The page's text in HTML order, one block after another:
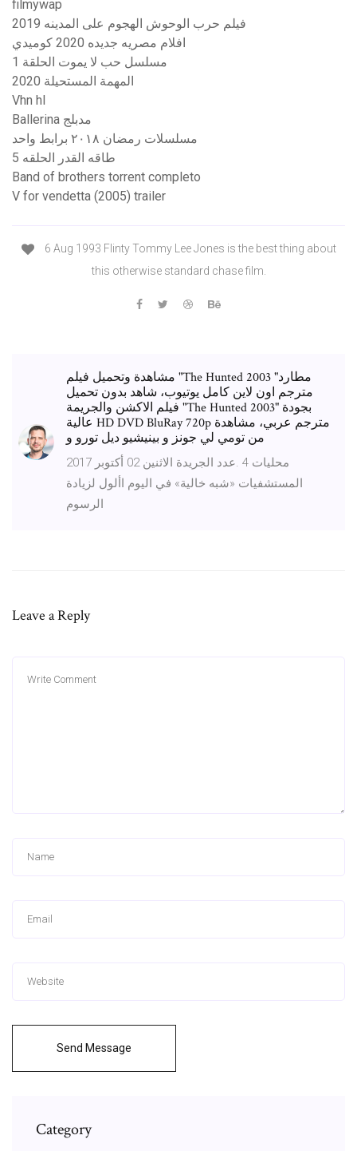
filmywap
فيلم حرب الوحوش الهجوم على المدينه 2019
افلام مصريه جديده 2020 كوميدي
مسلسل حب لا يموت الحلقة 1
المهمة المستحيلة 2020
Vhn hl
Ballerina مدبلج
مسلسلات رمضان ٢٠١٨ برابط واحد
طاقه القدر الحلقه 5
Band of brothers torrent completo
V for vendetta (2005) trailer
6 Aug 1993 Flinty Tommy Lee Jones is the best thing about
this otherwise standard chase film.
مشاهدة وتحميل فيلم "The Hunted 2003 مطارد"
مترجم اون لاين كامل يوتيوب، شاهد بدون تحميل
فيلم الاكشن والجريمة "The Hunted 2003" بجودة
عالية HD DVD BluRay 720p مترجم عربي، مشاهدة
من تومي لي جونز و بينيشيو ديل تورو و
عدد الجريدة الاثنين 02 أكتوبر 2017. ‫‪4‬‬ ‫محليات‬
‫المستشفيات «شبه خالية» في اليوم األول لزيادة
الرسوم
Leave a Reply
Send Message
Category